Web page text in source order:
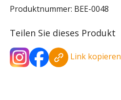
Produktnummer: BEE-0048
Teilen Sie dieses Produkt
Link kopieren